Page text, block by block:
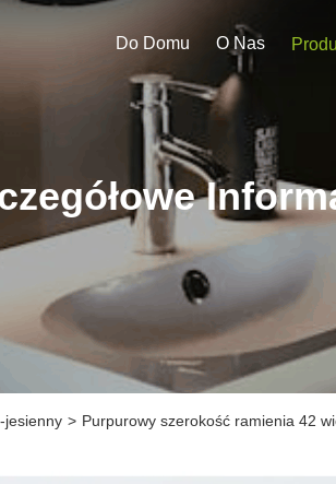
Do Domu O Nas
jesienny > Purpurowy szerokość ramienia 42